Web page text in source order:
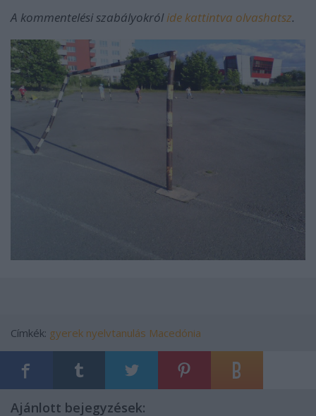
A kommentelési szabályokrólide kattintva olvashatsz.
Címkék: gyerek nyelvtanulás Macedónia
Ajánlott bejegyzések: